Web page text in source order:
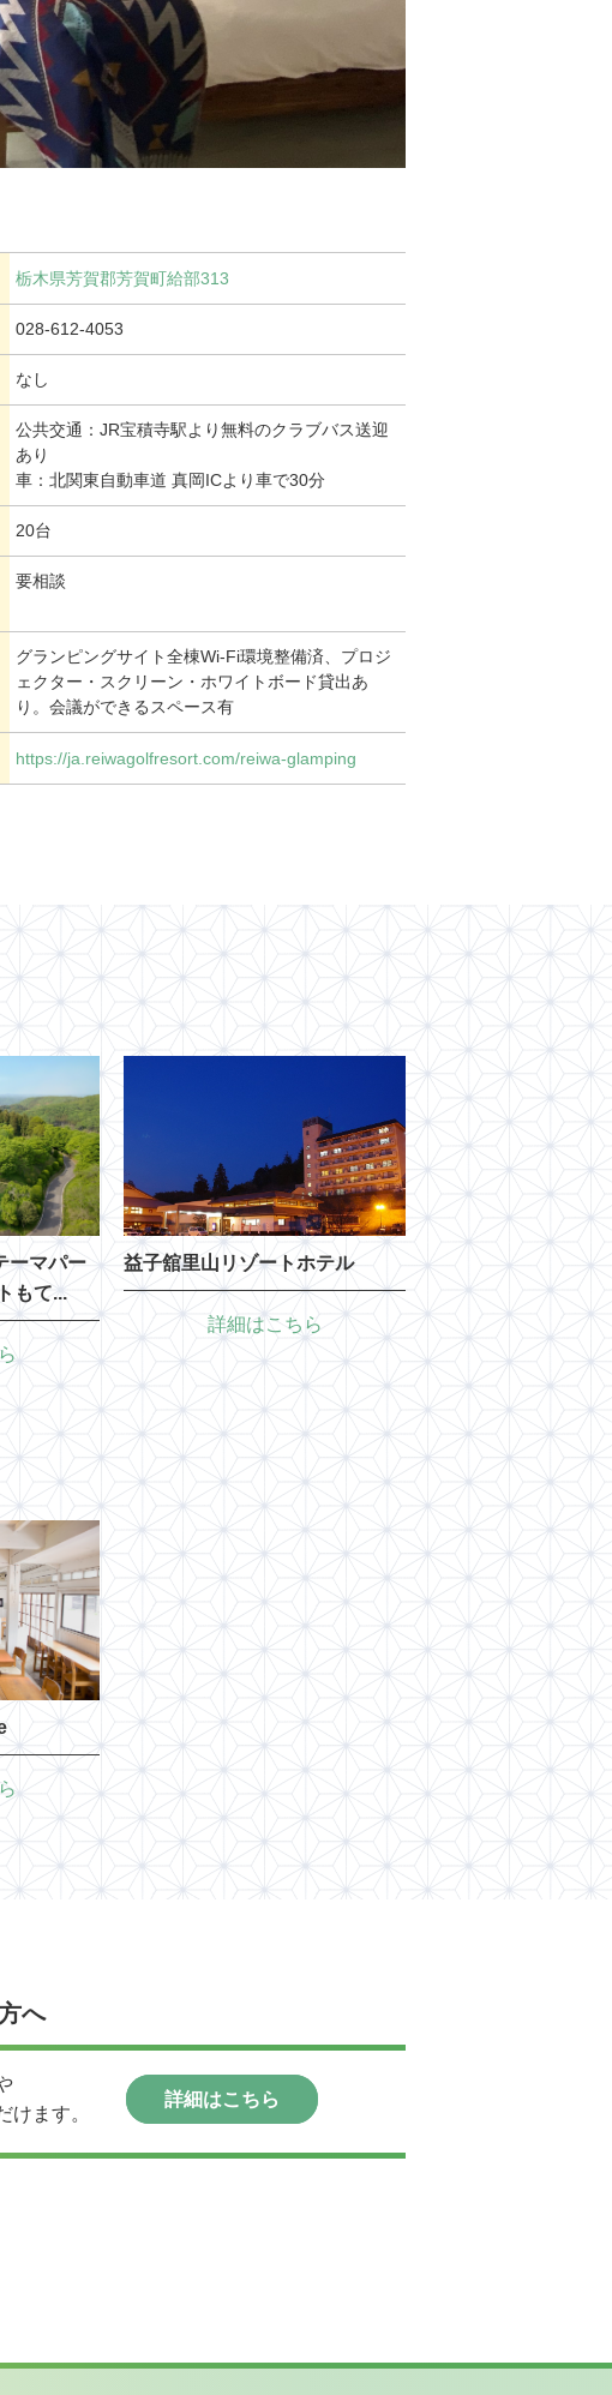
栃木県芳賀郡芳賀町給部313
028-612-4053
なし
公共交通：JR宝積寺駅より無料のクラブバス送迎
あり
車：北関東自動車道 真岡ICより車で30分
20台
要相談
グランピングサイト全棟Wi-Fi環境整備済、プロジ
ェクター・スクリーン・ホワイトボード貸出あ
り。会議ができるスペース有
https://ja.reiwagolfresort.com/reiwa-glamping
ーマパー
もて...
益子舘里山リゾートホテル
詳細はこちら
へ
ます。
詳細はこちら